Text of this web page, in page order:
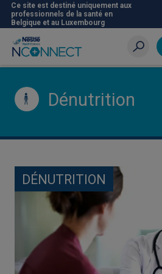
Aller
au
contenu
principal
Ce site est destiné uniquement aux
professionnels de la santé en
Belgique et au Luxembourg
Dénutrition
DÉNUTRITION